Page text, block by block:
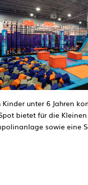
Kinder unter 6 Jahren
bietet für die
sowie eine